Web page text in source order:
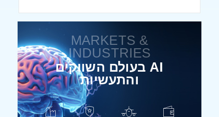
MARKETS &
INDUSTRIES
AI בעולם השווקים
והתעשיות